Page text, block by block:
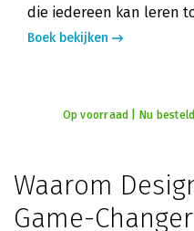
die iedereen kan leren
Boek bekijken
Op voorraad | Nu
Waarom
Game-